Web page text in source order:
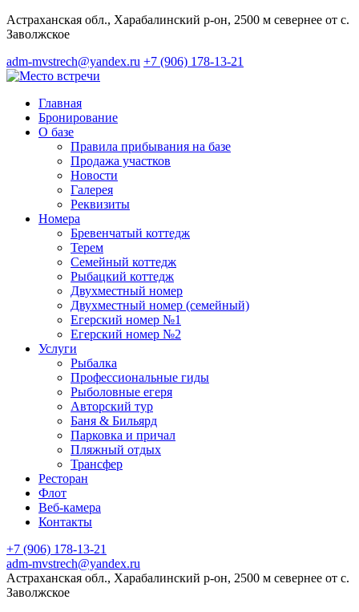
Астраханская обл., Харабалинский р-он, 2500 м севернее от с.
Заволжское
adm-mvstrech@yandex.ru +7 (906) 178-13-21
Главная
Бронирование
О базе
Правила прибывания на базе
Продажа участков
Новости
Галерея
Реквизиты
Номера
Бревенчатый коттедж
Терем
Семейный коттедж
Рыбацкий коттедж
Двухместный номер
Двухместный номер (семейный)
Егерский номер №1
Егерский номер №2
Услуги
Рыбалка
Профессиональные гиды
Рыболовные егеря
Авторский тур
Баня & Бильярд
Парковка и причал
Пляжный отдых
Трансфер
Ресторан
Флот
Веб-камера
Контакты
+7 (906) 178-13-21
adm-mvstrech@yandex.ru
Астраханская обл., Харабалинский р-он, 2500 м севернее от с.
Заволжское